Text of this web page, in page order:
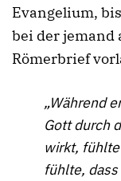
Evangelium,
bei der jemand
Römerbrief
„Während
Gott durch
wirkt,
fühlte,